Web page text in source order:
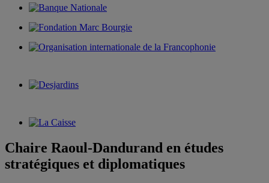
Chaire Raoul-Dandurand en études
stratégiques et diplomatiques